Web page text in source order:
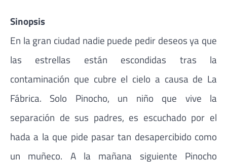
Sinopsis
En la gran ciudad nadie puede pedir deseos ya que
las estrellas están escondidas tras la
contaminación que cubre el cielo a causa de La
Fábrica. Solo Pinocho, un niño que vive la
separación de sus padres, es escuchado por el
hada a la que pide pasar tan desapercibido como
un muñeco. A la mañana siguiente Pinocho